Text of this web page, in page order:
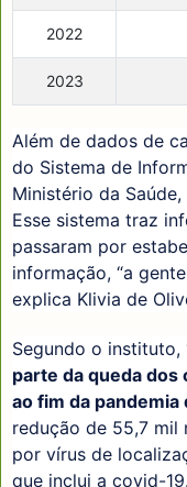
2022
2023
Além de dados de
do Sistema de
Ministério da
Esse sistema traz
passaram por
informação, “a
explica Klivia de
Segundo o instituto,
parte da queda dos
ao fim da pandemia
redução de 55,7 mil
por vírus de
que inclui a covid-19.